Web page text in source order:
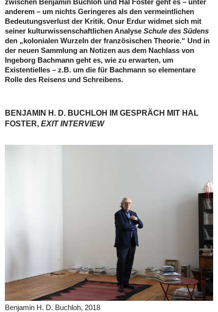
zwischen Benjamin Buchloh und Hal Foster geht es – unter
anderem – um nichts Geringeres als den vermeintlichen
Bedeutungsverlust der Kritik. Onur Erdur widmet sich mit
seiner kulturwissenschaftlichen Analyse Schule des Südens
den „kolonialen Wurzeln der französischen Theorie.“ Und in
der neuen Sammlung an Notizen aus dem Nachlass von
Ingeborg Bachmann geht es, wie zu erwarten, um
Existentielles – z.B. um die für Bachmann so elementare
Rolle des Reisens und Schreibens.
BENJAMIN H. D. BUCHLOH IM GESPRÄCH MIT HAL
FOSTER, EXIT INTERVIEW
Benjamin H. D. Buchloh, 2018